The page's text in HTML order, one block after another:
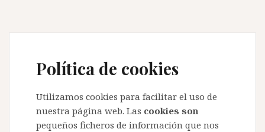
Política de cookies
Utilizamos cookies para facilitar el uso de
nuestra página web. Las cookies son
pequeños ficheros de información que nos